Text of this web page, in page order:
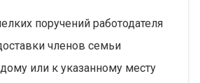
поручений работодателя
членов семьи
или к указанному месту